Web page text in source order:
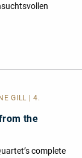
GILL | 4.
the
complete